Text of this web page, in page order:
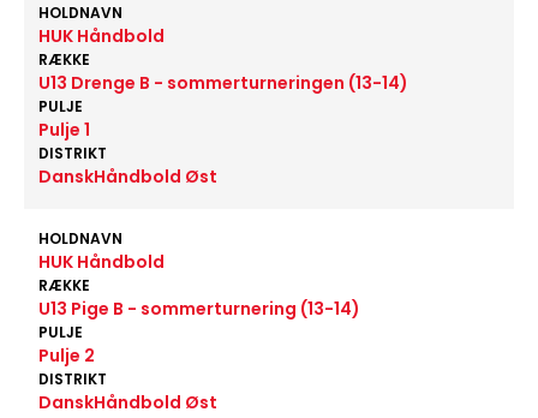
HOLDNAVN
HUK Håndbold
RÆKKE
U13 Drenge B - sommerturneringen (13-14)
PULJE
Pulje 1
DISTRIKT
DanskHåndbold Øst
HOLDNAVN
HUK Håndbold
RÆKKE
U13 Pige B - sommerturnering (13-14)
PULJE
Pulje 2
DISTRIKT
DanskHåndbold Øst